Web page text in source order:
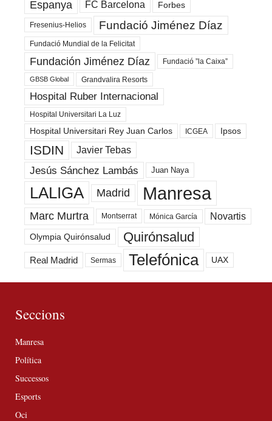
Espanya FC Barcelona Forbes
Fresenius-Helios Fundació Jiménez Díaz
Fundació Mundial de la Felicitat
Fundación Jiménez Díaz Fundació ”la Caixa”
GBSB Global Grandvalira Resorts
Hospital Ruber Internacional
Hospital Universitari La Luz
Hospital Universitari Rey Juan Carlos ICGEA Ipsos
ISDIN Javier Tebas
Jesús Sánchez Lambás Juan Naya
LALIGA Madrid Manresa
Marc Murtra Montserrat Mónica García Novartis
Olympia Quirónsalud Quirónsalud
Real Madrid Sermas Telefónica UAX
Seccions
Manresa
Política
Successos
Esports
Oci